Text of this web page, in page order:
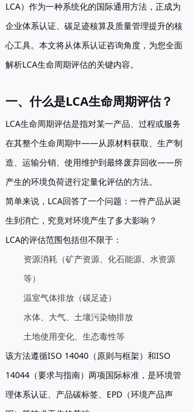
LCA）作为一种系统化的国际通用方法，正成为
企业体系认证、碳足迹核算及质量管理提升的核
心工具。本文将从体系认证咨询角度，为您全面
解析LCA生命周期评估的关键内容。
一、什么是LCA生命周期评估？
LCA生命周期评估是指对某一产品、过程或服务
在其整个生命周期中——从原材料获取、生产制
造、运输分销、使用维护到最终废弃回收——所
产生的环境负荷进行定量化评估的方法。
简单来说，LCA回答了一个问题： 一件产品从诞
生到消亡，究竟对环境产生了多大影响？
LCA的评估范围包括但不限于：
资源消耗（矿产资源、化石能源、水资源
等）
温室气体排放（碳足迹）
水体、大气、土壤污染物排放
土地使用变化、生态毒性等
该方法遵循ISO 14040（原则与框架）和ISO
14044（要求与指南）两项国际标准，是环境管
理体系认证、产品碳标签、EPD（环境产品声